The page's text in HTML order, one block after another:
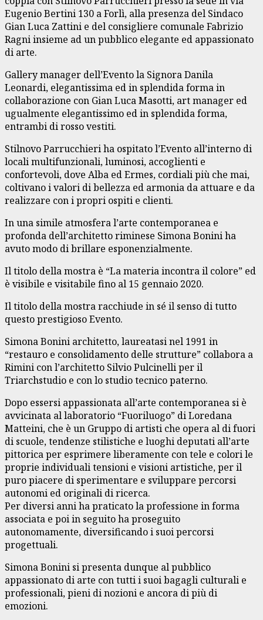
Eugenio Bertini 130 a Forlì, alla presenza del Sindaco
Gian Luca Zattini e del consigliere comunale Fabrizio
Ragni insieme ad un pubblico elegante ed appassionato
di arte.
Gallery manager dell’Evento la Signora Danila
Leonardi, elegantissima ed in splendida forma in
collaborazione con Gian Luca Masotti, art manager ed
ugualmente elegantissimo ed in splendida forma,
entrambi di rosso vestiti.
Stilnovo Parrucchieri ha ospitato l’Evento all’interno di
locali multifunzionali, luminosi, accoglienti e
confortevoli, dove Alba ed Ermes, cordiali più che mai,
coltivano i valori di bellezza ed armonia da attuare e da
realizzare con i propri ospiti e clienti.
In una simile atmosfera l’arte contemporanea e
profonda dell’architetto riminese Simona Bonini ha
avuto modo di brillare esponenzialmente.
Il titolo della mostra è “La materia incontra il colore” ed
è visibile e visitabile fino al 15 gennaio 2020.
Il titolo della mostra racchiude in sé il senso di tutto
questo prestigioso Evento.
Simona Bonini architetto, laureatasi nel 1991 in
“restauro e consolidamento delle strutture” collabora a
Rimini con l’architetto Silvio Pulcinelli per il
Triarchstudio e con lo studio tecnico paterno.
Dopo essersi appassionata all’arte contemporanea si è
avvicinata al laboratorio “Fuoriluogo” di Loredana
Matteini, che è un Gruppo di artisti che opera al di fuori
di scuole, tendenze stilistiche e luoghi deputati all’arte
pittorica per esprimere liberamente con tele e colori le
proprie individuali tensioni e visioni artistiche, per il
puro piacere di sperimentare e sviluppare percorsi
autonomi ed originali di ricerca.
Per diversi anni ha praticato la professione in forma
associata e poi in seguito ha proseguito
autonomamente, diversificando i suoi percorsi
progettuali.
Simona Bonini si presenta dunque al pubblico
appassionato di arte con tutti i suoi bagagli culturali e
professionali, pieni di nozioni e ancora di più di
emozioni.